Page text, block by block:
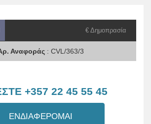
€ Δημοπρασία
Αναφοράς: CVL/363/3
+357 22 45 55 45
ΕΝΔΙΑΦΕΡΟΜΑΙ